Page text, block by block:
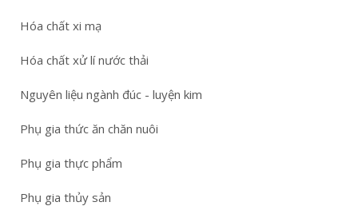
Hóa chất xi mạ
Hóa chất xử lí nước thải
Nguyên liệu ngành đúc - luyện kim
Phụ gia thức ăn chăn nuôi
Phụ gia thực phẩm
Phụ gia thủy sản